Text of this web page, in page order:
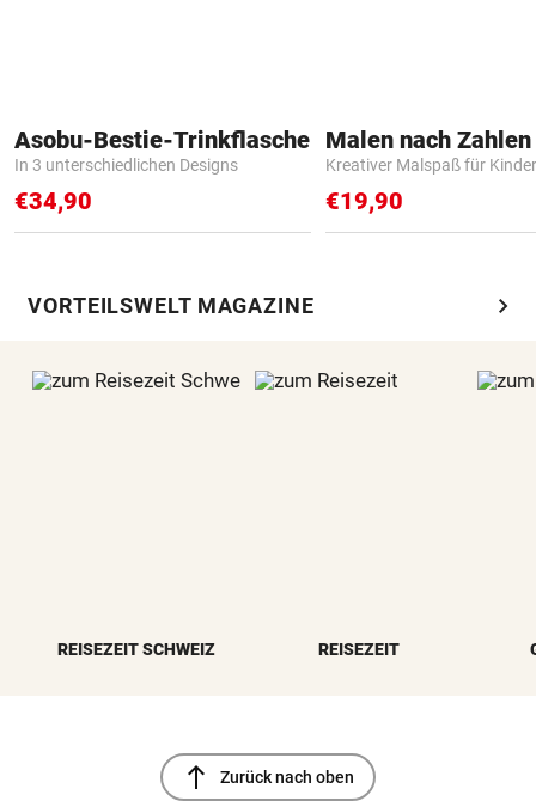
Asobu-Bestie-Trinkflasche
In 3 unterschiedlichen Designs
€34,90
Kreativer Malspaß für Kinder
€19,90
VORTEILSWELT MAGAZINE chevron_right
REISEZEIT SCHWEIZ REISEZEIT
north Zurück nach oben